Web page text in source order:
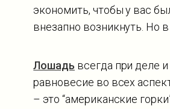
экономить, чтобы у вас
внезапно возникнуть. Но
Лошадь всегда при деле
равновесие во всех
– это “американские